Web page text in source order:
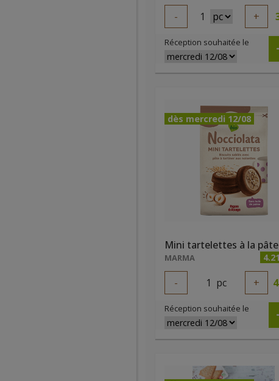
- 1 +
Réception souhaitée le
dès mercredi 12/08
MARMA
- 1 pc +
Réception souhaitée le